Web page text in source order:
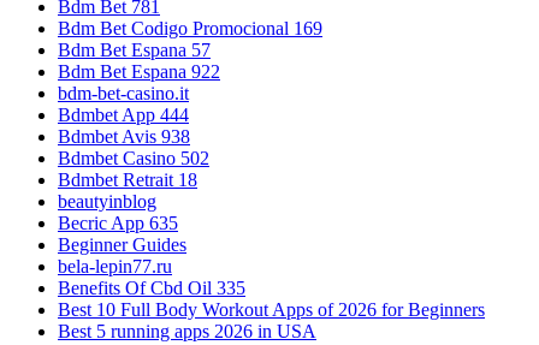
Bdm Bet 781
Bdm Bet Codigo Promocional 169
Bdm Bet Espana 57
Bdm Bet Espana 922
bdm-bet-casino.it
Bdmbet App 444
Bdmbet Avis 938
Bdmbet Casino 502
Bdmbet Retrait 18
beautyinblog
Becric App 635
Beginner Guides
bela-lepin77.ru
Benefits Of Cbd Oil 335
Best 10 Full Body Workout Apps of 2026 for Beginners
Best 5 running apps 2026 in USA